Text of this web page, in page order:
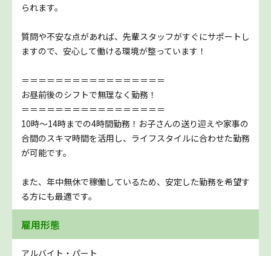
られます。
質問や不安な点があれば、先輩スタッフがすぐにサポートし
ますので、安心して働ける環境が整っています！
＝＝＝＝＝＝＝＝＝＝＝＝＝＝＝＝＝
お昼前後のシフトで無理なく勤務！
＝＝＝＝＝＝＝＝＝＝＝＝＝＝＝＝＝
10時～14時までの4時間勤務！お子さんの送り迎えや家事の
合間のスキマ時間を活用し、ライフスタイルに合わせた勤務
が可能です。
また、年中無休で稼働しているため、安定した勤務を希望す
る方にも最適です。
雇用形態
アルバイト・パート